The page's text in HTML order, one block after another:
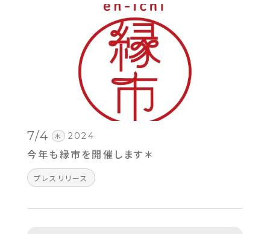
7/4 木 2024
今年も縁市を開催します＊
プレスリリース